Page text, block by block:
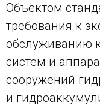
Объектом
требования к
обслуживанию
систем и
сооружений
и